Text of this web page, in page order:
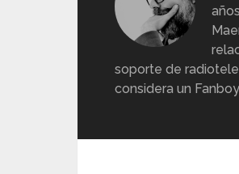
soporte de
considera un